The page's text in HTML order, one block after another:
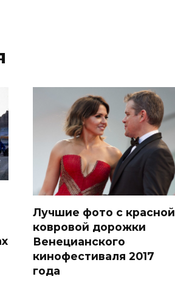
Лучшие фото с красной
ковровой дорожки
Венецианского
кинофестиваля 2017
года